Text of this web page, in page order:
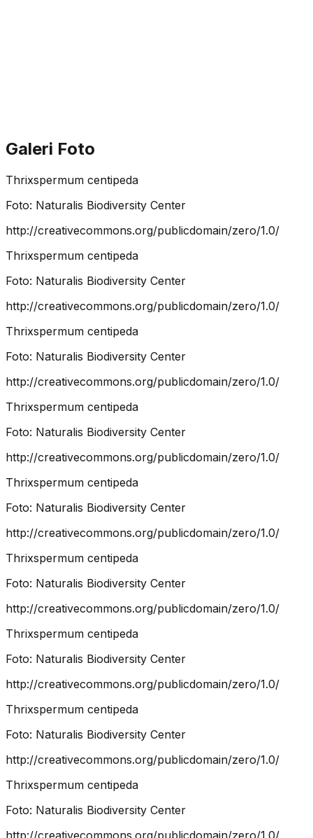
Galeri Foto
Thrixspermum centipeda
Foto: Naturalis Biodiversity Center
http://creativecommons.org/publicdomain/zero/1.0/
Thrixspermum centipeda
Foto: Naturalis Biodiversity Center
http://creativecommons.org/publicdomain/zero/1.0/
Thrixspermum centipeda
Foto: Naturalis Biodiversity Center
http://creativecommons.org/publicdomain/zero/1.0/
Thrixspermum centipeda
Foto: Naturalis Biodiversity Center
http://creativecommons.org/publicdomain/zero/1.0/
Thrixspermum centipeda
Foto: Naturalis Biodiversity Center
http://creativecommons.org/publicdomain/zero/1.0/
Thrixspermum centipeda
Foto: Naturalis Biodiversity Center
http://creativecommons.org/publicdomain/zero/1.0/
Thrixspermum centipeda
Foto: Naturalis Biodiversity Center
http://creativecommons.org/publicdomain/zero/1.0/
Thrixspermum centipeda
Foto: Naturalis Biodiversity Center
http://creativecommons.org/publicdomain/zero/1.0/
Thrixspermum centipeda
Foto: Naturalis Biodiversity Center
http://creativecommons.org/publicdomain/zero/1.0/